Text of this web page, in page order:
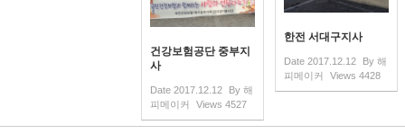
한전 서대구지사
Date 2017.12.12 By 해
피메이커
Views 4428
건강보험공단 중부지
사
Date 2017.12.12 By 해
피메이커
Views 4527